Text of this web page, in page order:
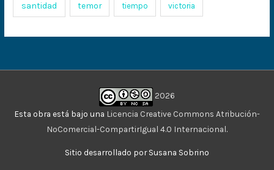
santidad temor tiempo victoria
2026
Esta obra está bajo una Licencia Creative Commons Atribución-
NoComercial-CompartirIgual 4.0 Internacional.
Sitio desarrollado por Susana Sobrino